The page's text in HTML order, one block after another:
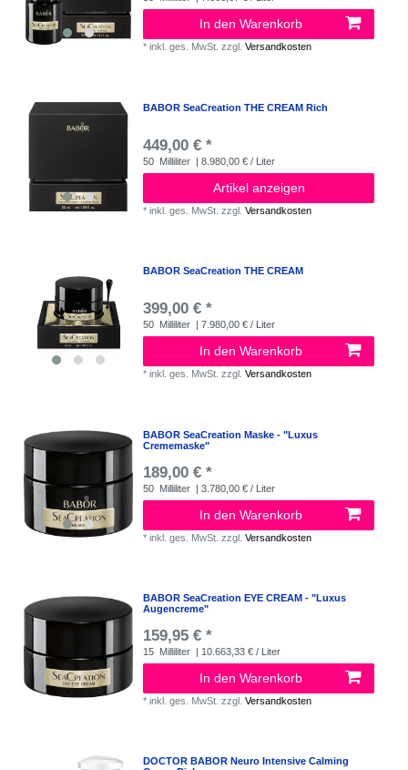
In den Warenkorb
*inkl. ges. MwSt. zzgl.Versandkosten
BABOR SeaCreation THE CREAM Rich
449,00 € *
50 Milliliter | 8.980,00 € / Liter
Artikel anzeigen
*inkl. ges. MwSt. zzgl.Versandkosten
BABOR SeaCreation THE CREAM
399,00 € *
50 Milliliter | 7.980,00 € / Liter
In den Warenkorb
*inkl. ges. MwSt. zzgl.Versandkosten
BABOR SeaCreation Maske - "Luxus
Crememaske"
189,00 € *
50 Milliliter | 3.780,00 € / Liter
In den Warenkorb
*inkl. ges. MwSt. zzgl.Versandkosten
BABOR SeaCreation EYE CREAM - "Luxus
Augencreme"
159,95 € *
15 Milliliter | 10.663,33 € / Liter
In den Warenkorb
*inkl. ges. MwSt. zzgl.Versandkosten
DOCTOR BABOR Neuro Intensive Calming